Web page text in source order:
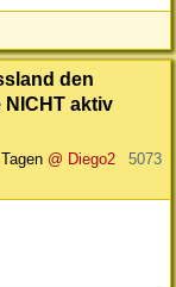
den
aktiv
@ Diego2
5073